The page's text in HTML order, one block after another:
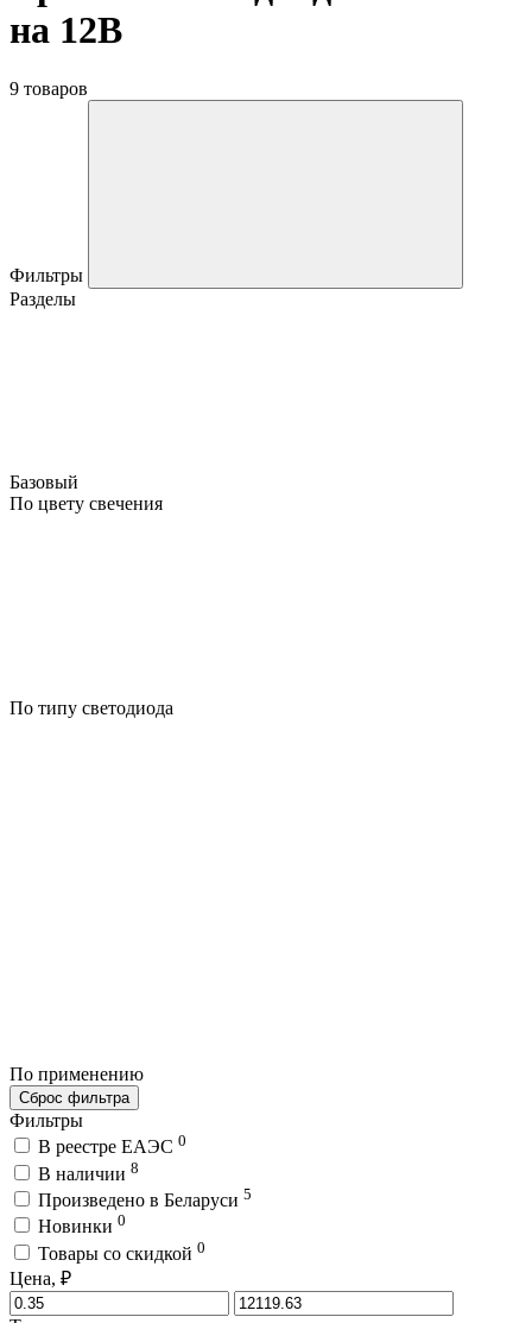
на 12В
9 товаров
Фильтры
Разделы
Базовый
По цвету свечения
По типу светодиода
По применению
Сброс фильтра
Фильтры
В реестре ЕАЭС 0
В наличии 8
Произведено в Беларуси 5
Новинки 0
Товары со скидкой 0
Цена, ₽